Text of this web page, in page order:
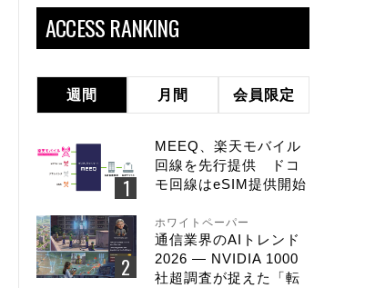
ACCESS RANKING
週間 月間 会員限定
MEEQ、楽天モバイル
回線を先行提供 ドコ
モ回線はeSIM提供開始
ホワイトペーパー
通信業界のAIトレンド
2026 ― NVIDIA 1000
社超調査が捉えた「転